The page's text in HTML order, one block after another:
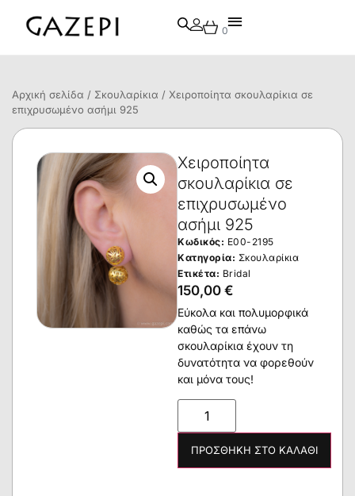
0
Αρχική σελίδα / Σκουλαρίκια / Χειροποίητα σκουλαρίκια σε
επιχρυσωμένο ασήμι 925
Χειροποίητα
σκουλαρίκια σε
επιχρυσωμένο
ασήμι 925
Κωδικός: E00-2195
Κατηγορία: Σκουλαρίκια
Ετικέτα: Bridal
150,00 €
Εύκολα και πολυμορφικά
καθώς τα επάνω
σκουλαρίκια έχουν τη
δυνατότητα να φορεθούν
και μόνα τους!
ΠΡΟΣΘΉΚΗ ΣΤΟ ΚΑΛΆΘΙ